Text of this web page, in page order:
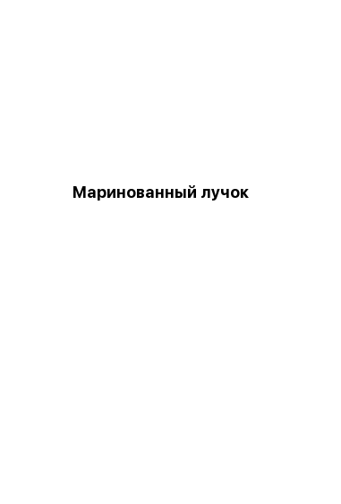
Маринованный лучок